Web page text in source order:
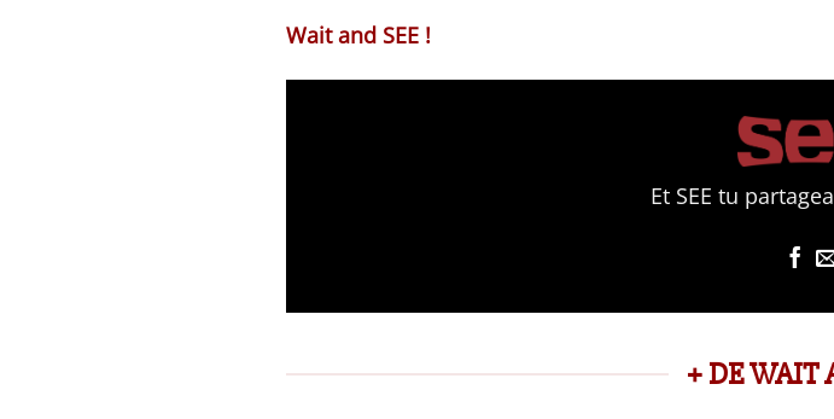
Wait and SEE !
Et SEE tu
+ DE WAIT